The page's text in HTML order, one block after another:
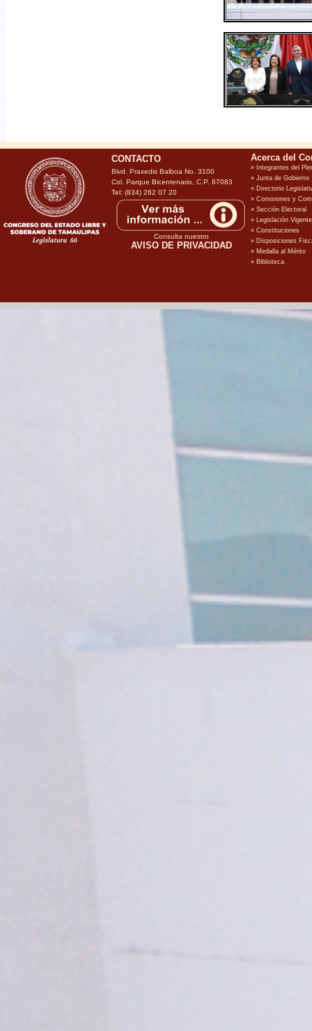
CONTACTO
Blvd. Praxedis Balboa No. 3100
Col. Parque Bicentenario, C.P. 87083
Tel: (834) 262 07 20
Consulta nuestro
AVISO DE PRIVACIDAD